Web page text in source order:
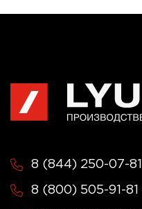
8 (844) 250-07-81
8 (800) 505-91-81